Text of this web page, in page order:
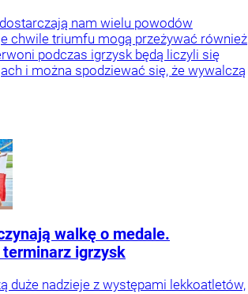
nam wielu powodów
chwile triumfu mogą przeżywać również
podczas igrzysk będą liczyli się
i można spodziewać się, że wywalczą
walkę o medale.
igrzysk
duże nadzieje z występami lekkoatletów,